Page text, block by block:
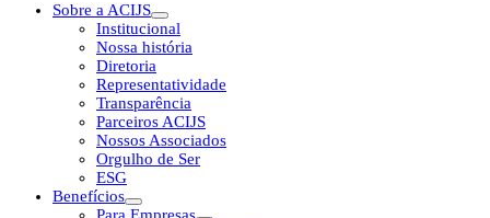
Sobre a ACIJS
Institucional
Nossa história
Diretoria
Representatividade
Transparência
Parceiros ACIJS
Nossos Associados
Orgulho de Ser
ESG
Benefícios